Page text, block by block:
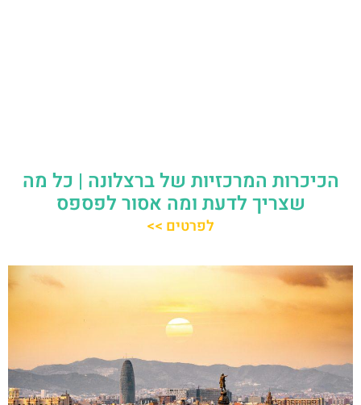
הכיכרות המרכזיות של ברצלונה | כל מה
שצריך לדעת ומה אסור לפספס
לפרטים >>